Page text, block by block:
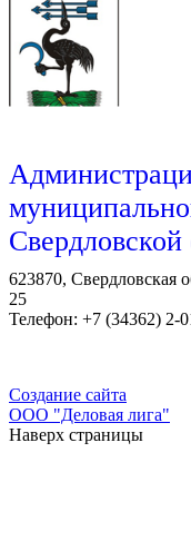
Свердловской
623870, Свердловская
25
Телефон: +7 (34362) 2-
Создание сайта
ООО "Деловая лига"
Наверх страницы